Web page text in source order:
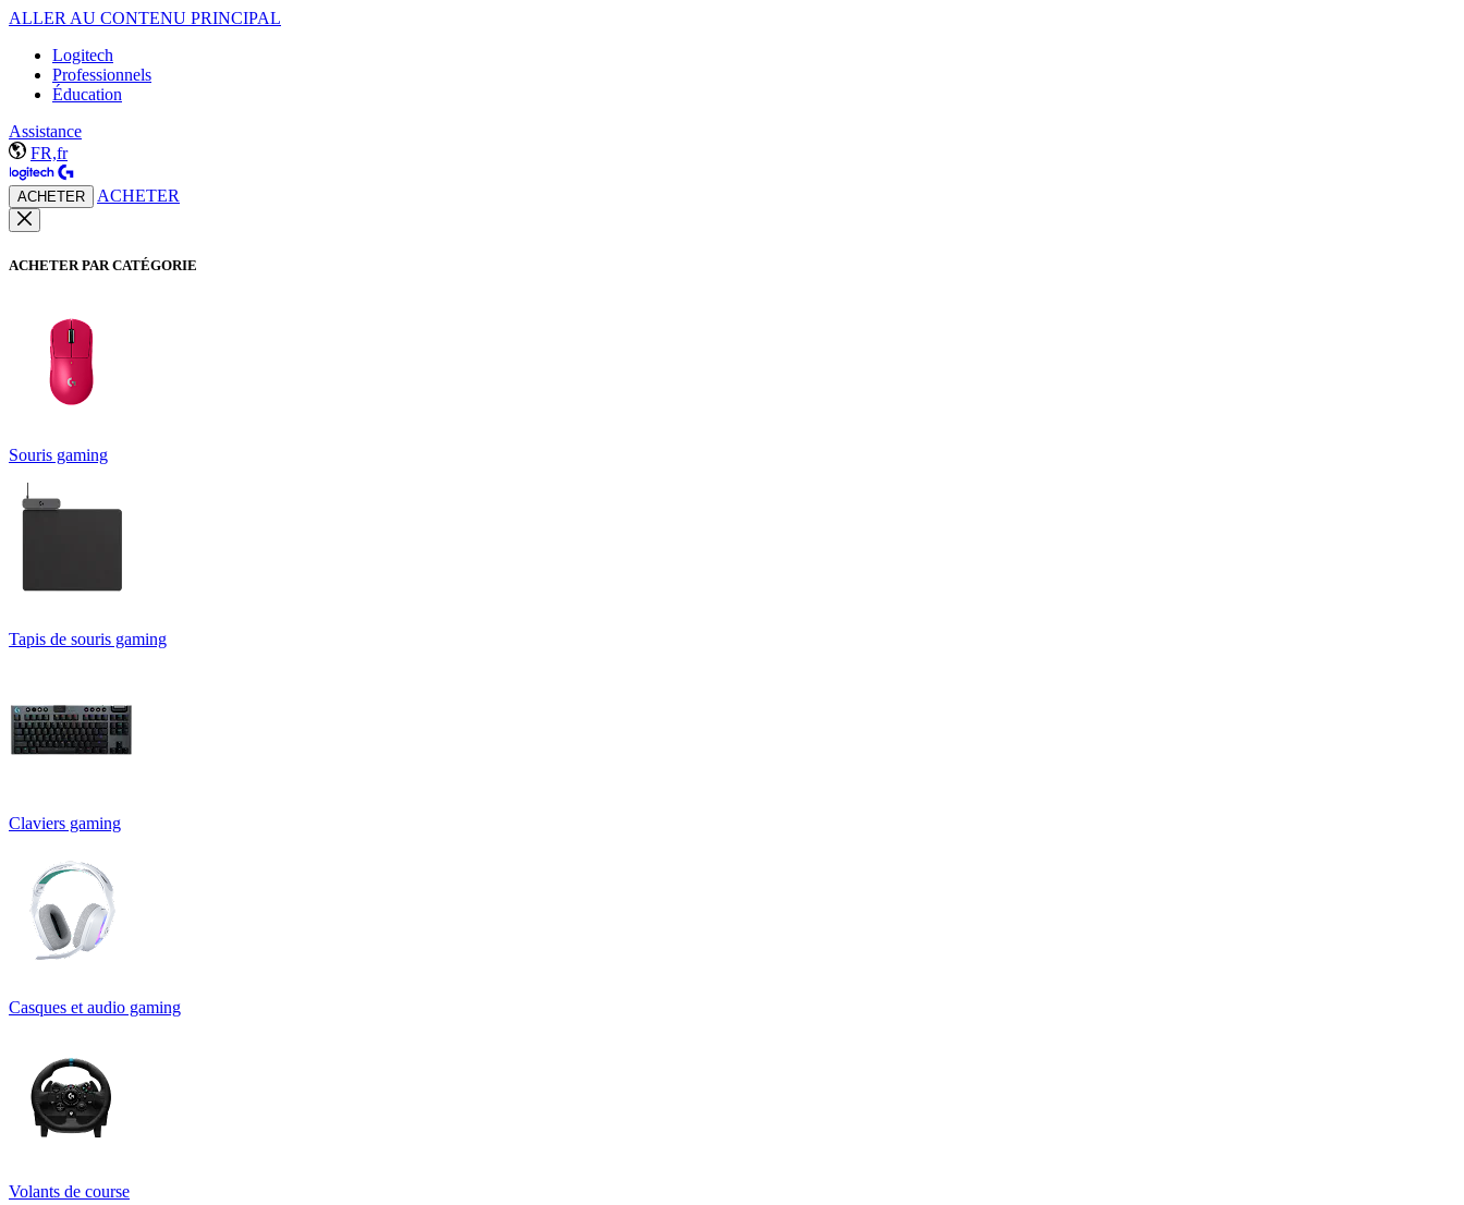
ALLER AU CONTENU PRINCIPAL
Logitech
Professionnels
Éducation
Assistance
FR,fr
ACHETER ACHETER
ACHETER PAR CATÉGORIE
Souris gaming
Tapis de souris gaming
Claviers gaming
Casques et audio gaming
Volants de course